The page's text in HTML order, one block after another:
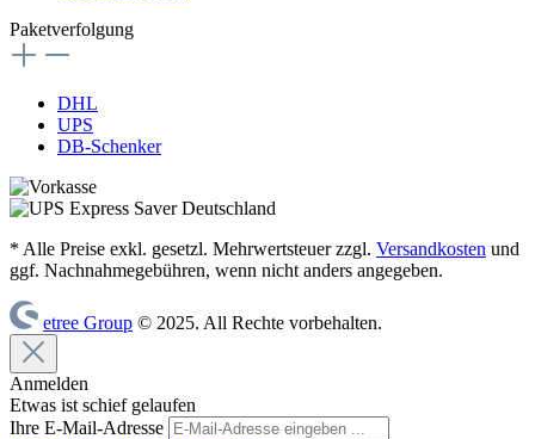
Paketverfolgung
DHL
UPS
DB-Schenker
* Alle Preise exkl. gesetzl. Mehrwertsteuer zzgl. Versandkosten und
ggf. Nachnahmegebühren, wenn nicht anders angegeben.
etree Group © 2025. All Rechte vorbehalten.
Anmelden
Etwas ist schief gelaufen
Ihre E-Mail-Adresse